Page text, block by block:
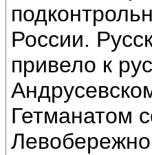
России.
привело к
Гетманатом